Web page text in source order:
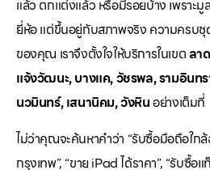
แล้ว ตกแต่งแล้ว หรือมีรอยบ้าง เพราะ
ยี่ห้อ แต่ขึ้นอยู่กับสภาพจริง ความครบชุ
ของคุณ เราจึงตั้งใจให้บริการในเขตลา
แจ้งวัฒนะ, บางแค, วัชรพล, รามอินท
นวมินทร์, เสนานิคม, วังหินอย่างเต็มที่
ไม่ว่าคุณจะค้นหาคำว่า “รับซื้อมือถือใก
กรุงเทพ”, “ขาย iPad ได้ราคา”, “รับซื้อ